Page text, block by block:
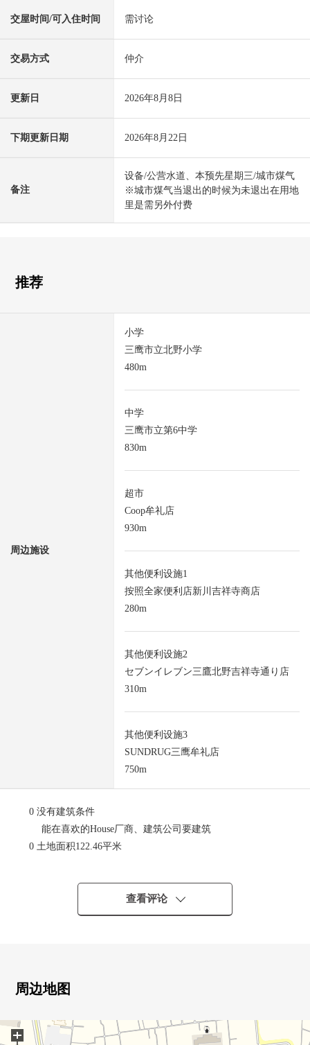
交屋时间/可入住时间 需讨论
交易方式 仲介
更新日 2026年8月8日
下期更新日期 2026年8月22日
备注
设备/公营水道、本预先星期三/城市煤气
※城市煤气当退出的时候为未退出在用地
里是需另外付费
推荐
周边施设
小学
三鹰市立北野小学
480m
中学
三鹰市立第6中学
830m
超市
Coop牟礼店
930m
其他便利设施1
按照全家便利店新川吉祥寺商店
280m
其他便利设施2
セブンイレブン三鷹北野吉祥寺通り店
310m
其他便利设施3
SUNDRUG三鹰牟礼店
750m
0 没有建筑条件
能在喜欢的House厂商、建筑公司要建筑
0 土地面积122.46平米
0 第一类低层住宅专用区清静的住宅地
0 在步行10分以內有小学，育儿环境良好
查看评论
周边地图
+